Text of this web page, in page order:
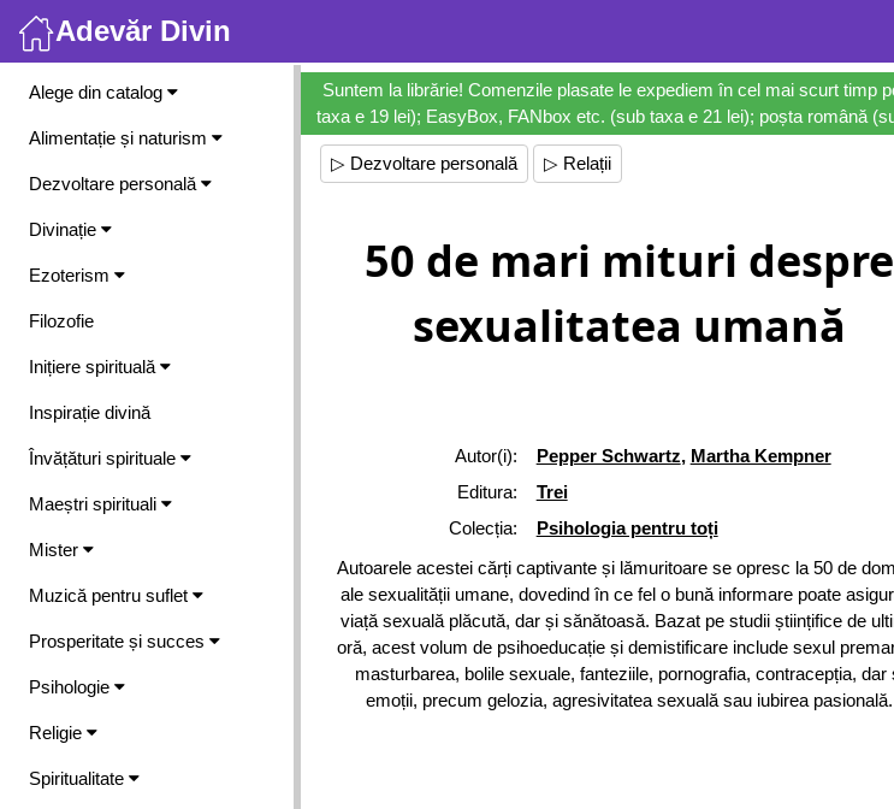
Adevăr Divin
Meniu
Alege din catalog
Alimentație și naturism
Dezvoltare personală
Divinație
Ezoterism
Filozofie
Inițiere spirituală
Inspirație divină
Învățături spirituale
Maeștri spirituali
Mister
Muzică pentru suflet
Prosperitate și succes
Psihologie
Religie
Spiritualitate
Suntem la librărie! Comenzile plasate le expediem în cel mai scurt timp
taxa e 19 lei); EasyBox, FANbox etc. (sub taxa e 21 lei); poșta română
▷ Dezvoltare personală ▷ Relații
50 de mari mituri despre
sexualitatea umană
Autor(i): Pepper Schwartz, Martha Kempner
Editura:
Trei
Colecția:
Psihologia pentru toți
Autoarele acestei cărți captivante și lămuritoare se opresc la 50 de
ale sexualității umane, dovedind în ce fel o bună informare poate
viață sexuală plăcută, dar și sănătoasă. Bazat pe studii științifice de
oră, acest volum de psihoeducație și demistificare include sexul
masturbarea, bolile sexuale, fanteziile, pornografia, contracepția, dar
emoții, precum gelozia, agresivitatea sexuală sau iubirea pasională.